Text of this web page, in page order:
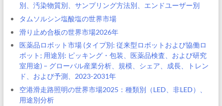
別、汚染物質別、サンプリング方法別、エンドユーザー別
タムソルシン塩酸塩の世界市場
滑り止め合板の世界市場2026年
医薬品ロボット市場 (タイプ別: 従来型ロボットおよび協働ロ
ボット; 用途別: ピッキング・包装、医薬品検査、および研究
室用途) – グローバル産業分析、規模、シェア、成長、トレン
ド、および予測、2023-2031年
空港滑走路照明の世界市場2025：種類別（LED、非LED）、
用途別分析